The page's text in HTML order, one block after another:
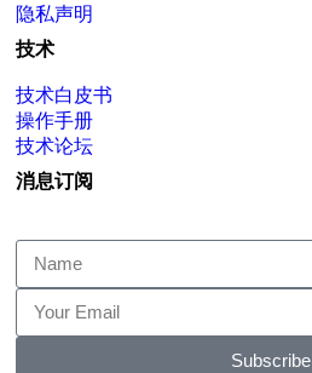
隐私声明
技术
技术白皮书
操作手册
技术论坛
消息订阅
Subscribe